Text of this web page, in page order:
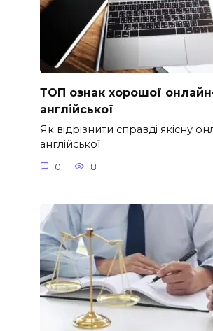
ТОП ознак хорошої
англійської
Як відрізнити справді якісну
англійської
0 8